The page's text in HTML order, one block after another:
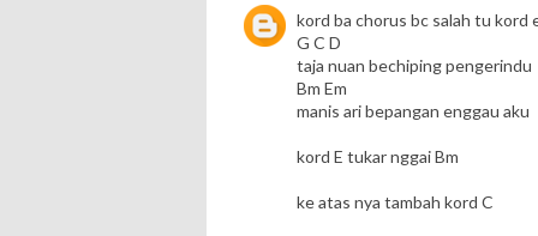
kord ba chorus bc salah tu kord
G C D
taja nuan bechiping pengerindu
Bm Em
manis ari bepangan enggau aku
kord E tukar nggai Bm
ke atas nya tambah kord C